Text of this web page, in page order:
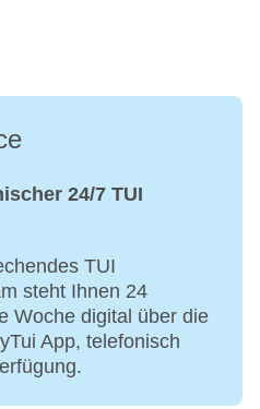
24/7 TUI
TUI
steht Ihnen 24
Woche digital über die
App, telefonisch